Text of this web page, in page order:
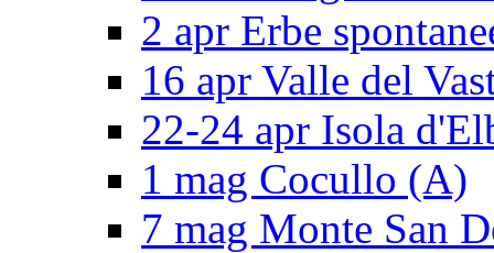
2 apr Erbe
16 apr Valle del
22-24 apr Isola
1 mag Cocullo (A)
7 mag Monte San